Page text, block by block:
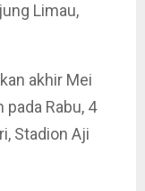
Limau,
akhir Mei
pada Rabu, 4
Stadion Aji